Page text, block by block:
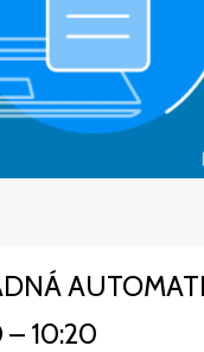
– 10:20